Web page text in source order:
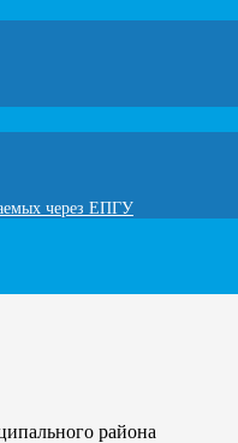
через ЕПГУ
района